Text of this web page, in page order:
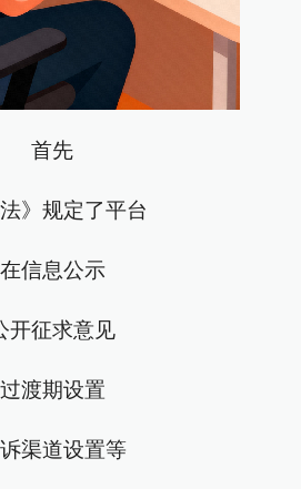
首先
法》规定了平台
在信息公示
开征求意见
过渡期设置
渠道设置等